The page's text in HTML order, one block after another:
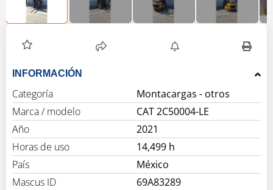
INFORMACIÓN
Categoría
Montacargas - otros
Marca / modelo
CAT 2C50004-LE
Año
2021
Horas de uso
14,499 h
País
México
Mascus ID
69A83289